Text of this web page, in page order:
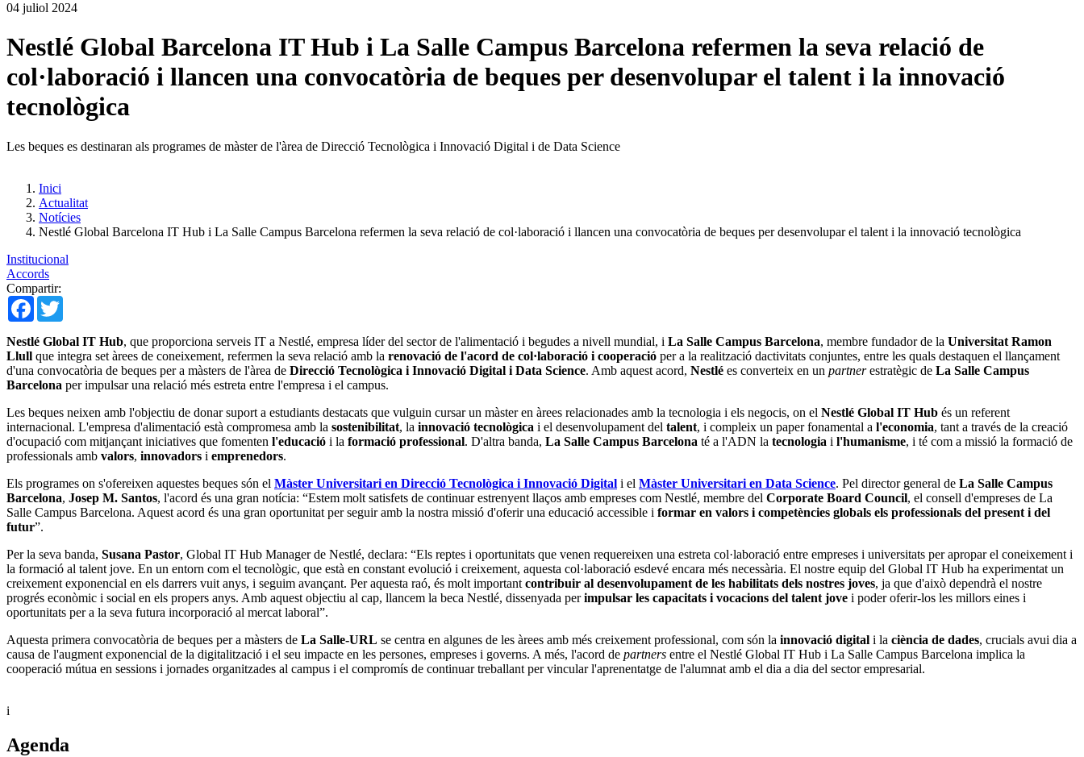
04 juliol 2024
Nestlé Global Barcelona IT Hub i La Salle Campus Barcelona refermen la seva relació de
col·laboració i llancen una convocatòria de beques per desenvolupar el talent i la innovació
tecnològica
Les beques es destinaran als programes de màster de l'àrea de Direcció Tecnològica i Innovació Digital i de Data Science
Inici
Actualitat
Notícies
Nestlé Global Barcelona IT Hub i La Salle Campus Barcelona refermen la seva relació de col·laboració i llancen una convocatòria de beques per desenvolupar el talent i la innovació tecnològica
Institucional
Accords
Compartir:
Facebook
Nestlé Global IT Hub, que proporciona serveis IT a Nestlé, empresa líder del sector de l'alimentació i begudes a nivell mundial, i La Salle Campus Barcelona, ​​membre fundador de la Universitat Ramon
Llull que integra set àrees de coneixement, refermen la seva relació amb la renovació de l'acord de col·laboració i cooperació per a la realització dactivitats conjuntes, entre les quals destaquen el llançament
d'una convocatòria de beques per a màsters de l'àrea de Direcció Tecnològica i Innovació Digital i Data Science. Amb aquest acord, Nestlé es converteix en un partnerestratègic de La Salle Campus
Barcelona per impulsar una relació més estreta entre l'empresa i el campus.
Les beques neixen amb l'objectiu de donar suport a estudiants destacats que vulguin cursar un màster en àrees relacionades amb la tecnologia i els negocis, on el Nestlé Global IT Hub és un referent
internacional. L'empresa d'alimentació està compromesa amb la sostenibilitat, la innovació tecnològica i el desenvolupament del talent, i compleix un paper fonamental a l'economia, tant a través de la creació
d'ocupació com mitjançant iniciatives que fomenten l'educació i la formació professional. D'altra banda, La Salle Campus Barcelona té a l'ADN la tecnologia i l'humanisme, i té com a missió la formació de
professionals amb valors, innovadors i emprenedors.
Els programes on s'ofereixen aquestes beques són el Màster Universitari en Direcció Tecnològica i Innovació Digital i el Màster Universitari en Data Science. Pel director general de La Salle Campus
Barcelona, Josep M. Santos, l'acord és una gran notícia: “Estem molt satisfets de continuar estrenyent llaços amb empreses com Nestlé, membre del Corporate Board Council, el consell d'empreses de La
Salle Campus Barcelona. Aquest acord és una gran oportunitat per seguir amb la nostra missió d'oferir una educació accessible i formar en valors i competències globals els professionals del present i del
futur”.
Per la seva banda, Susana Pastor, Global IT Hub Manager de Nestlé, declara: “Els reptes i oportunitats que venen requereixen una estreta col·laboració entre empreses i universitats per apropar el coneixement i
la formació al talent jove. En un entorn com el tecnològic, que està en constant evolució i creixement, aquesta col·laboració esdevé encara més necessària. El nostre equip del Global IT Hub ha experimentat un
creixement exponencial en els darrers vuit anys, i seguim avançant. Per aquesta raó, és molt important contribuir al desenvolupament de les habilitats dels nostres joves, ja que d'això dependrà el nostre
progrés econòmic i social en els propers anys. Amb aquest objectiu al cap, llancem la beca Nestlé, dissenyada perimpulsar les capacitats i vocacions del talent jove i poder oferir-los les millors eines i
oportunitats per a la seva futura incorporació al mercat laboral”.
Aquesta primera convocatòria de beques per a màsters de La Salle-URL se centra en algunes de les àrees amb més creixement professional, com són la innovació digital i la ciència de dades, crucials avui dia a
causa de l'augment exponencial de la digitalització i el seu impacte en les persones, empreses i governs. A més, l'acord de partners entre el Nestlé Global IT Hub i La Salle Campus Barcelona implica la
cooperació mútua en sessions i jornades organitzades al campus i el compromís de continuar treballant per vincular l'aprenentatge de l'alumnat amb el dia a dia del sector empresarial.
i
Agenda